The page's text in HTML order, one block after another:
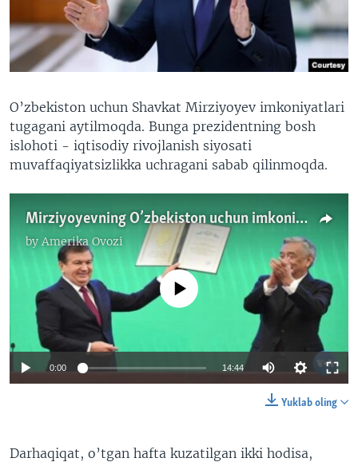
XABARLAR SURATLARDA
ODNOKLASSNIKI
TELEGRAM
TWITTER
SOUNDCLOUD
VOA
O’zbekiston uchun Shavkat Mirziyoyev imkoniyatlari
tugagani aytilmoqda. Bunga prezidentning bosh
islohoti - iqtisodiy rivojlanish siyosati
muvaffaqiyatsizlikka uchragani sabab qilinmoqda.
Mirziyoyevning O’zbekiston uchun imkoniyatlari tugadimi?
by Amerika Ovozi
No media source currently available
0:00 14:44
Yuklab oling
Darhaqiqat, o’tgan hafta kuzatilgan ikki hodisa,